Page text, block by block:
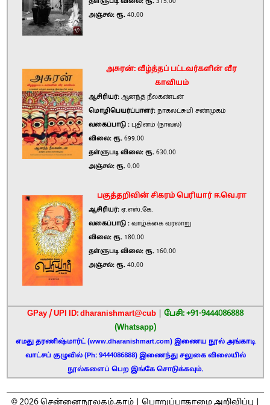
அஞ்சல்: ரூ. 40.00
அசுரன்: வீழ்த்தப் பட்டவர்களின் வீர
காவியம்
ஆசிரியர்: ஆனந்த் நீலகண்டன்
மொழிபெயர்ப்பாளர்: நாகலட்சுமி சண்முகம்
வகைப்பாடு : புதினம் (நாவல்)
விலை: ரூ. 699.00
தள்ளுபடி விலை: ரூ. 630.00
அஞ்சல்: ரூ. 0.00
பகுத்தறிவின் சிகரம் பெரியார் ஈ.வெ.ரா
ஆசிரியர்: ஏ.எஸ்.கே.
வகைப்பாடு : வாழ்க்கை வரலாறு
விலை: ரூ. 180.00
தள்ளுபடி விலை: ரூ. 160.00
அஞ்சல்: ரூ. 40.00
GPay / UPI ID: dharanishmart@cub
பேசி: +91-9444086888
(Whatsapp)
எமது தரணிஷ்மார்ட் (www.dharanishmart.com) இணைய நூல் அங்காடி
வாட்சப் குழுவில் (Ph: 9444086888) இணைந்து சலுகை விலையில்
நூல்களைப் பெற இங்கே சொடுக்கவும்.
©2026சென்னைநூலகம்.காம் | பொறுப்பாகாமை அறிவிப்பு